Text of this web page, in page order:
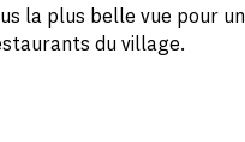
la plus belle vue pour un
du village.